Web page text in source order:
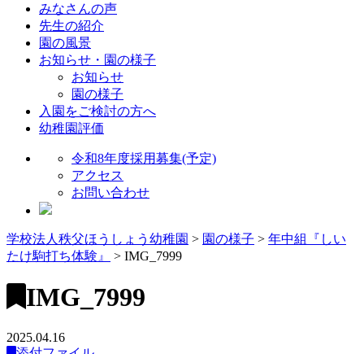
みなさんの声
先生の紹介
園の風景
お知らせ・園の様子
お知らせ
園の様子
入園をご検討の方へ
幼稚園評価
令和8年度採用募集(予定)
アクセス
お問い合わせ
学校法人秩父ほうしょう幼稚園 > 園の様子 > 年中組『しい
たけ駒打ち体験』
> IMG_7999
IMG_7999
2025.04.16